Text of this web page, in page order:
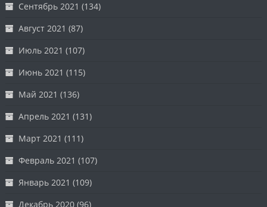
Сентябрь 2021 (134)
Август 2021 (87)
Июль 2021 (107)
Июнь 2021 (115)
Май 2021 (136)
Апрель 2021 (131)
Март 2021 (111)
Февраль 2021 (107)
Январь 2021 (109)
Декабрь 2020 (96)